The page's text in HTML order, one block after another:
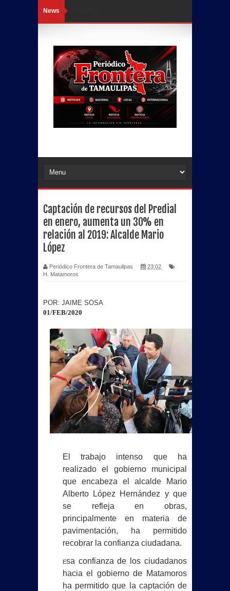
News
Captación de recursos del Predial
en enero, aumenta un 30% en
relación al 2019: Alcalde Mario
López
Periódico Frontera de Tamaulipas
23:02
H. Matamoros
POR: JAIME SOSA
01/FEB/2020
El trabajo intenso que ha
realizado el gobierno municipal
que encabeza el alcalde Mario
Alberto López Hernández y que
se refleja en obras,
principalmente en materia de
pavimentación, ha permitido
recobrar la confianza ciudadana.
esa confianza de los ciudadanos
hacia el gobierno de Matamoros
ha permitido que la captación de